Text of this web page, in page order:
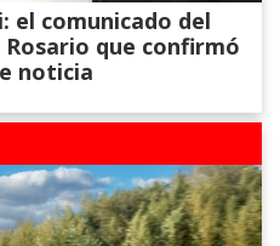
el comunicado del
que confirmó
noticia